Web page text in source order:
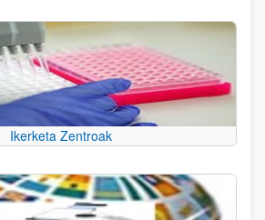
Ikerketa Zentroak